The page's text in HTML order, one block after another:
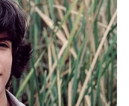
trois profils clés à
PRIX DE SAINT-
mètres départ lancé à
lumière plusieurs